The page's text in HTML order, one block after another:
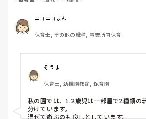
のは、子どもの成長面でもどうなのか
ことはないのでしょうか？
部屋がそんなに広くないからなのか、
そういうのもないので、毎日何種類か
が、最初ある程度のコーナーを作って
ちゃって。
どうしてあげたらいいのかなぁと思い悩
アドバイスいただけると嬉しいです。
ニコニコまん
保育士, その他の職種, 事業所内保育
そうま
保育士, 幼稚園教諭, 保育園
私の園では、1.2歳児は一部屋で2種類の
分けています。
混ぜて遊ぶのも良しとしています。